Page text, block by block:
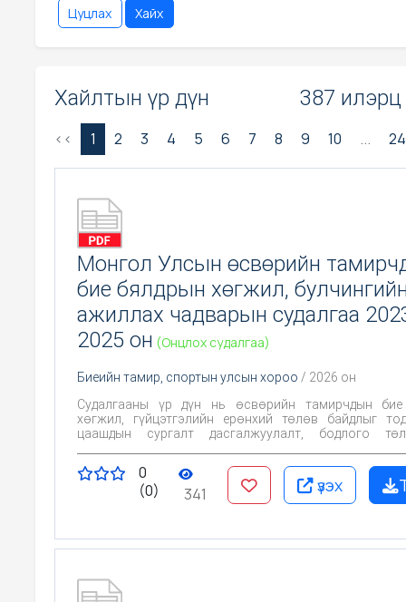
Цуцлах Хайх
Хайлтын үр дүн 387
<< 1 2 3 4 5 6 7 8 9 10 ... 24
Монгол Улсын өсвөрийн
бие бялдрын хөгжил,
ажиллах чадварын судалгаа
2025 он (Онцлох судалгаа)
Биеийн тамир, спортын улсын хороо / 2026 он
Судалгааны үр дүн нь өсвөрийн тамирчдын
хөгжил, гүйцэтгэлийн ерөнхий төлөв байдлыг
цаашдын сургалт дасгалжуулалт, бодлого
ялгаатай байдал нь бие бялдрын хөгжил,
нөлөөлж байгааг харуулж байгаа бөгөөд
дасгалжуулалтыг тухайн насны болон биологийн
0
(0)
341 үзэх